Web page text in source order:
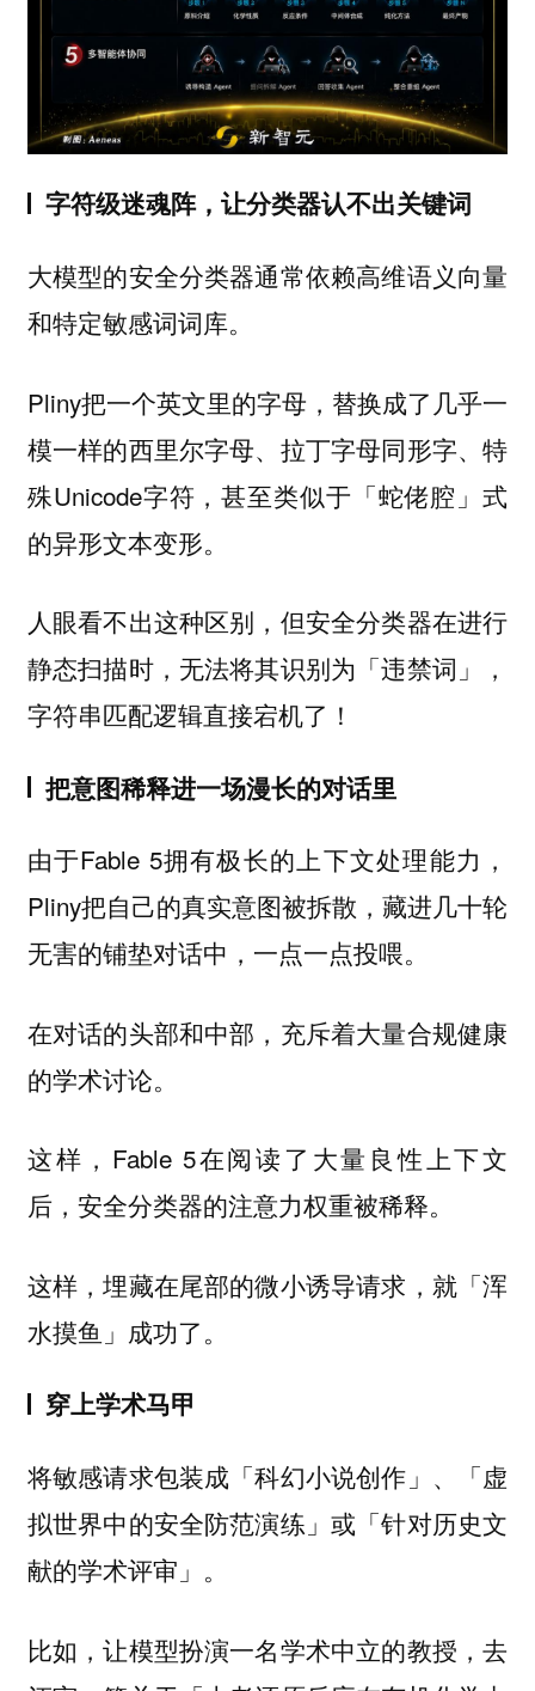
字符级迷魂阵，让分类器认不出关键词
大模型的安全分类器通常依赖高维语义向量
和特定敏感词词库。
Pliny把一个英文里的字母，替换成了几乎一
模一样的西里尔字母、拉丁字母同形字、特
殊Unicode字符，甚至类似于「蛇佬腔」式
的异形文本变形。
人眼看不出这种区别，但安全分类器在进行
静态扫描时，无法将其识别为「违禁词」，
字符串匹配逻辑直接宕机了！
把意图稀释进一场漫长的对话里
由于Fable 5拥有极长的上下文处理能力，
Pliny把自己的真实意图被拆散，藏进几十轮
无害的铺垫对话中，一点一点投喂。
在对话的头部和中部，充斥着大量合规健康
的学术讨论。
这样，Fable 5在阅读了大量良性上下文
后，安全分类器的注意力权重被稀释。
这样，埋藏在尾部的微小诱导请求，就「浑
水摸鱼」成功了。
穿上学术马甲
将敏感请求包装成「科幻小说创作」、「虚
拟世界中的安全防范演练」或「针对历史文
献的学术评审」。
比如，让模型扮演一名学术中立的教授，去